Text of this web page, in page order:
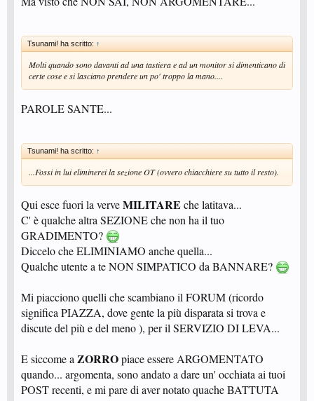
Tsunami! ha scritto: ↑
Molti quando sono davanti ad una tastiera e ad un monitor si dimenticano di
certe cose e si lasciano prendere un po' troppo la mano....
PAROLE SANTE...
Tsunami! ha scritto: ↑
...Fossi in lui eliminerei la sezione OT (ovvero chiacchiere su tutto il resto).
Qui esce fuori la verveMILITARE che latitava...
C' è qualche altra SEZIONE che non ha il tuo
GRADIMENTO?
Diccelo che ELIMINIAMO anche quella...
Qualche utente a te NON SIMPATICO da BANNARE?
Mi piacciono quelli che scambiano il FORUM (ricordo
significa PIAZZA, dove gente la più disparata si trova e
discute del più e del meno ), per il SERVIZIO DI LEVA...
E siccome a ZORROpiace essere ARGOMENTATO
quando... argomenta, sono andato a dare un' occhiata ai tuoi
POST recenti, e mi pare di aver notato quache BATTUTA